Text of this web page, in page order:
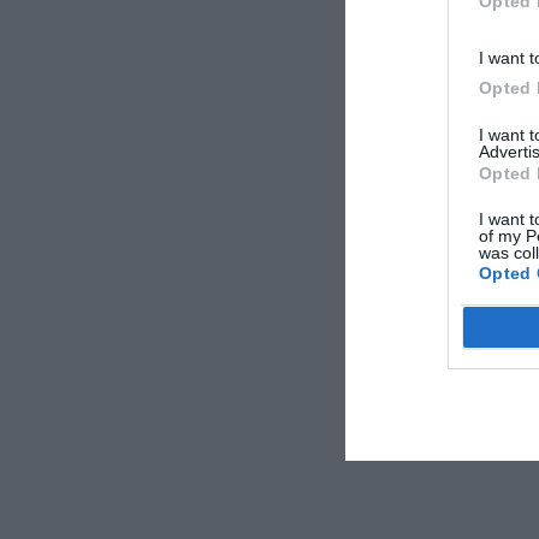
I want
Opted
I want
Opted
I want
of my
was
Opted